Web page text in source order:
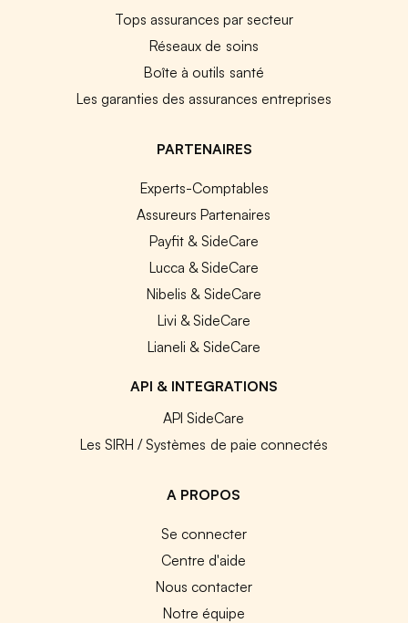
Tops assurances par secteur
Réseaux de soins
Boîte à outils santé
Les garanties des assurances entreprises
PARTENAIRES
Experts-Comptables
Assureurs Partenaires
Payfit & SideCare
Lucca & SideCare
Nibelis & SideCare
Livi & SideCare
Lianeli & SideCare
API & INTEGRATIONS
API SideCare
Les SIRH / Systèmes de paie connectés
A PROPOS
Se connecter
Centre d'aide
Nous contacter
Notre équipe